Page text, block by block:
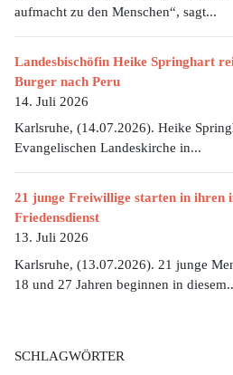
aufmacht zu den Menschen“, sagt...
Landesbischöfin Heike Springhart
Burger nach Peru
14. Juli 2026
Karlsruhe, (14.07.2026). Heike
Evangelischen Landeskirche in...
21 junge Freiwillige starten in ihren
Friedensdienst
13. Juli 2026
Karlsruhe, (13.07.2026). 21 junge
18 und 27 Jahren beginnen in
SCHLAGWÖRTER